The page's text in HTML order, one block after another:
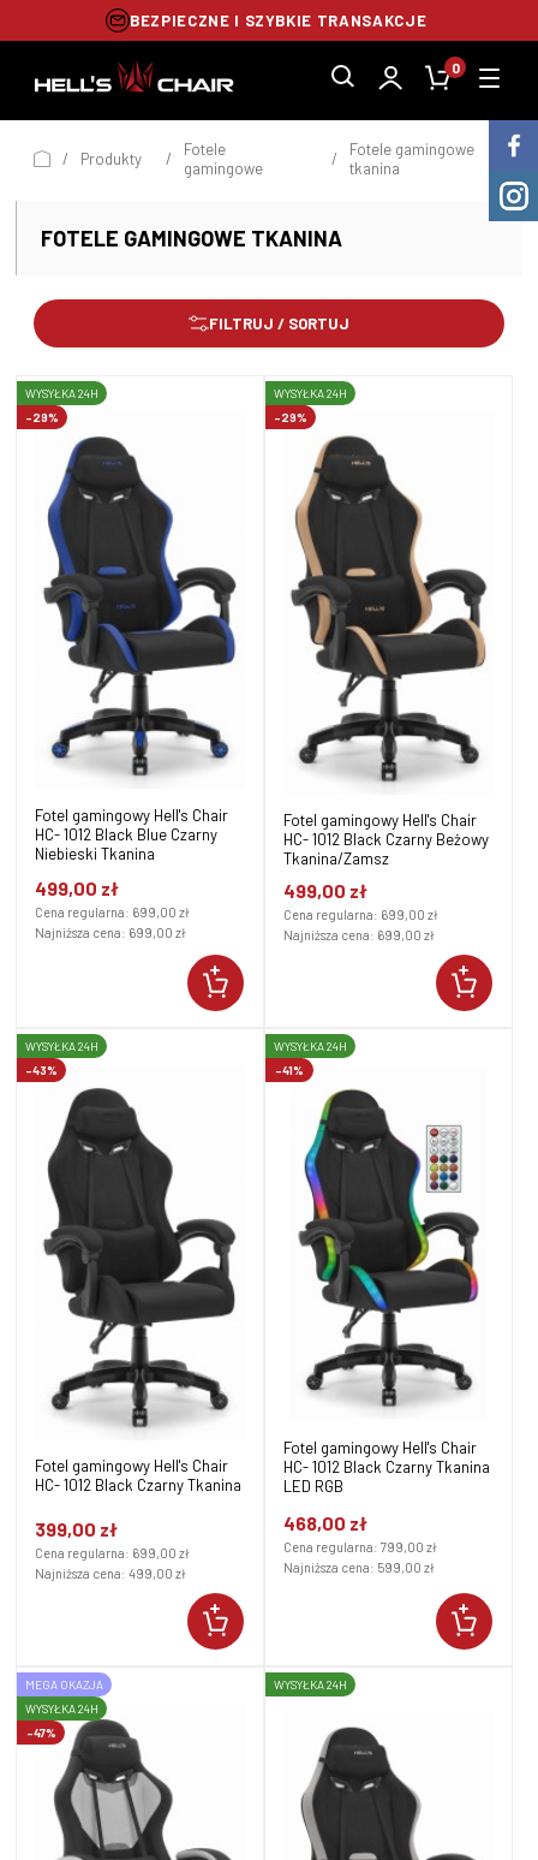
BEZPIECZNE I SZYBKIE TRANSAKCJE
0
/ Produkty /
Fotele
gamingowe
/
Fotele gamingowe
tkanina
FOTELE GAMINGOWE TKANINA
FILTRUJ / SORTUJ
Fotel gamingowy Hell's Chair
HC- 1012 Black Blue Czarny
Niebieski Tkanina
499,00 zł
Cena regularna: 699,00 zł
Najniższa cena: 699,00 zł
-29%
WYSYŁKA 24H
Fotel gamingowy Hell's Chair
HC- 1012 Black Czarny Beżowy
Tkanina/Zamsz
499,00 zł
Cena regularna: 699,00 zł
Najniższa cena: 699,00 zł
-29%
WYSYŁKA 24H
Fotel gamingowy Hell's Chair
HC- 1012 Black Czarny Tkanina
399,00 zł
Cena regularna: 699,00 zł
Najniższa cena: 499,00 zł
-43%
WYSYŁKA 24H
Fotel gamingowy Hell's Chair
HC- 1012 Black Czarny Tkanina
LED RGB
468,00 zł
Cena regularna: 799,00 zł
Najniższa cena: 599,00 zł
-41%
WYSYŁKA 24H
-47%
WYSYŁKA 24H
MEGA OKAZJA WYSYŁKA 24H